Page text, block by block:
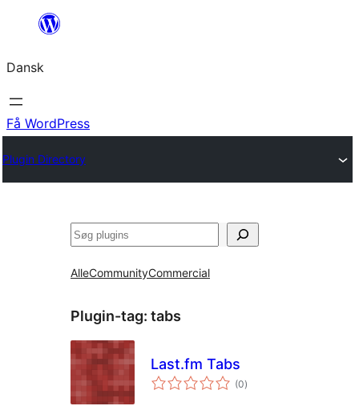
Spring
indhold
Dansk
Få WordPress
Plugin Directory
Søg
AlleCommunityCommercial
Plugin-tag: tabs
Last.fm Tabs
(0totale
bedømmelser
)